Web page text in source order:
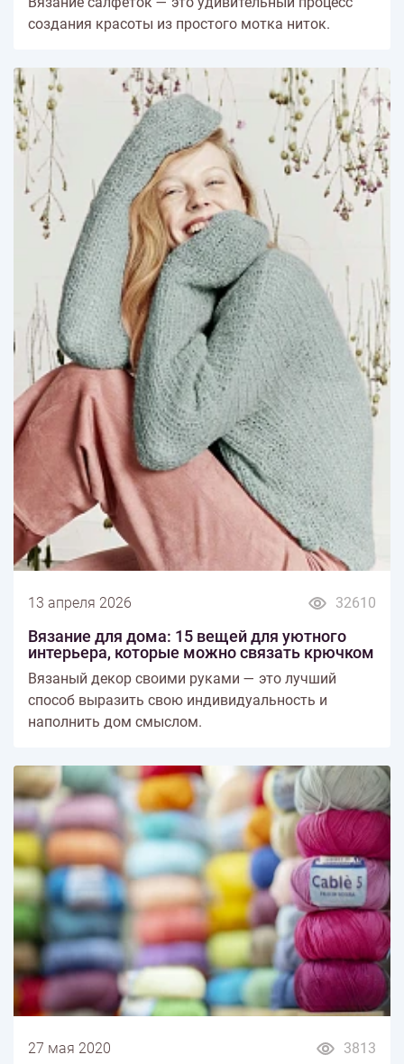
создания красоты из простого мотка ниток.
32610
13 апреля 2026
Вязание для дома: 15 вещей для уютного
интерьера, которые можно связать крючком
Вязаный декор своими руками — это лучший
способ выразить свою индивидуальность и
наполнить дом смыслом.
3813
27 мая 2020